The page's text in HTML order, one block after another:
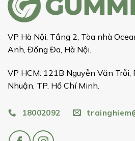
VP Hà Nội: Tầng 2, Tòa nhà
Anh, Đống Đa, Hà Nội.
VP HCM: 121B Nguyễn Văn Trỗi,
Nhuận, TP. Hồ Chí Minh.
18002092